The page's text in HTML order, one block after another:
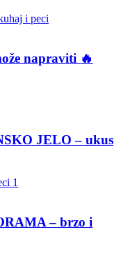
napraviti 🔥
JELO – ukus
– brzo i